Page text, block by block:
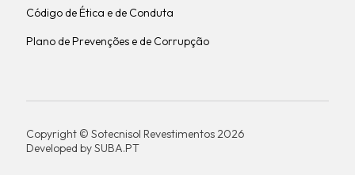
Código de Ética e de Conduta
Plano de Prevenções e de Corrupção
Copyright © Sotecnisol Revestimentos 2026
Developed bySUBA.PT